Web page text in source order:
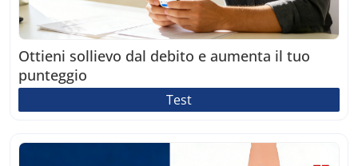
Ottieni sollievo dal debito e aumenta il tuo
punteggio
Test